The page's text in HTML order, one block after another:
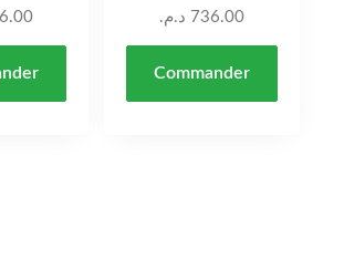
736.00 د.م.
Commander